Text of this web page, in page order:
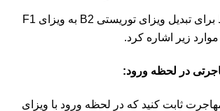
از مهم‌ترین شرایط برای تبدیل ویزای توریستی B2 به ویزای F1
زیر اشاره کرد.
در لحظه ورود:
ثابت کنید که در لحظه ورود با ویزای